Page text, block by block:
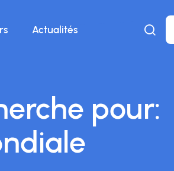
Actualités
pour: